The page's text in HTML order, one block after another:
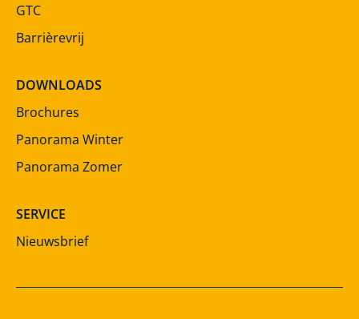
GTC
Barrièrevrij
DOWNLOADS
Brochures
Panorama Winter
Panorama Zomer
SERVICE
Nieuwsbrief